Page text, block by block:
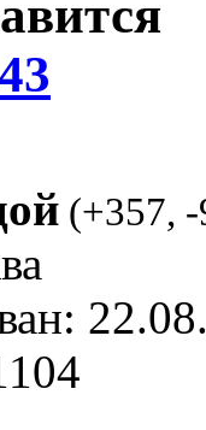
(+357,